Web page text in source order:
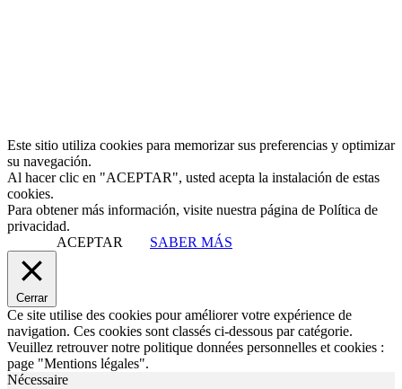
Este sitio utiliza cookies para memorizar sus preferencias y optimizar
su navegación.
Al hacer clic en "ACEPTAR", usted acepta la instalación de estas
cookies.
Para obtener más información, visite nuestra página de Política de
privacidad.
ACEPTAR
SABER MÁS
Cerrar
Ce site utilise des cookies pour améliorer votre expérience de
navigation. Ces cookies sont classés ci-dessous par catégorie.
Veuillez retrouver notre politique données personnelles et cookies :
page "Mentions légales".
Nécessaire